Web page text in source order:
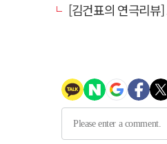
[김건표의 연극리뷰] 오태영 신작, 이우천 연출